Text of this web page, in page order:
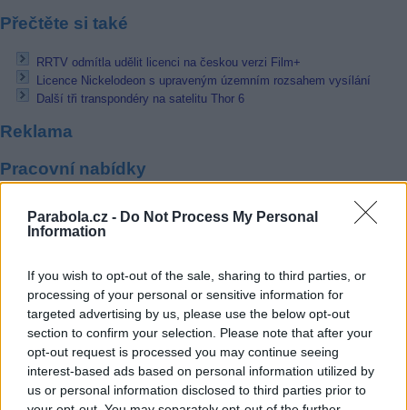
Parabola.cz - Do Not Process My Personal
Information
If you wish to opt-out of the sale, sharing to third parties, or
processing of your personal or sensitive information for
targeted advertising by us, please use the below opt-out
section to confirm your selection. Please note that after your
opt-out request is processed you may continue seeing
interest-based ads based on personal information utilized by
us or personal information disclosed to third parties prior to
Přečtěte si také
RRTV odmítla udělit licenci na českou verzi Film+
Licence Nickelodeon s upraveným územním rozsahem vysílání
Další tři transpondéry na satelitu Thor 6
Reklama
Pracovní nabídky
Bosch Powertrain s.r.o. Jihlava • CNC operátor• mzda
Kč • náborový bonus 50.000 Kč • příspěvek na ubytování (Jihlava,
Jihlava)
06.08.2026 - Bosch Powertrain s.r.o. Jihlava • práce ve skladu • mzda
48.400 Kč • náborový bonus 50.000 Kč • ubytování (Jihlava, okres
06.08.2026 -Bosch Powertrain s.r.o. Jihlava • střídač • mzda 48.400
příspěvek na ubytování (Jihlava, okres Jihlava)
06.08.2026 -Bosch Powertrain s.r.o. • seřizování strojů • mzda
náborový bonus 100.000 Kč • ubytování (Jihlava, okres Jihlava)
... další nabídky zaměstnání